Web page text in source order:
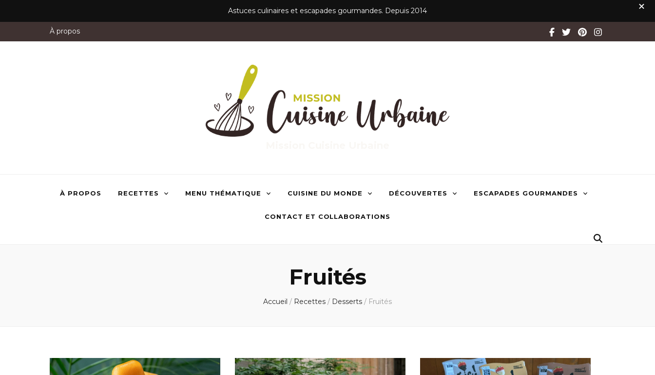
Astuces culinaires et escapades gourmandes. Depuis 2014
À propos
À PROPOS RECETTES MENU THÉMATIQUE CUISINE DU MONDE DÉCOUVERTES ESCAPADES GOURMANDES
CONTACT ET COLLABORATIONS
Fruités
Accueil / Recettes / Desserts / Fruités